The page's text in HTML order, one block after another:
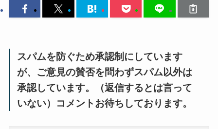
スパムを防ぐため承認制にしています
が、ご意見の賛否を問わずスパム以外は
承認しています。（返信するとは言って
いない）コメントお待ちしております。